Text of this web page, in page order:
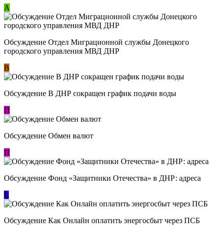
А
Обсуждение Отдел Миграционной службы Донецкого
городского управления МВД ДНР
В
Обсуждение В ДНР сокращен график подачи воды
П
Обсуждение Обмен валют
П
Обсуждение Фонд «Защитники Отечества» в ДНР: адреса
L
Обсуждение ​Как Онлайн оплатить энергосбыт через ПСБ